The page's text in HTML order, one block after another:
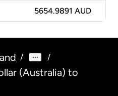
5654.9891 AUD
/ /
(Australia) to